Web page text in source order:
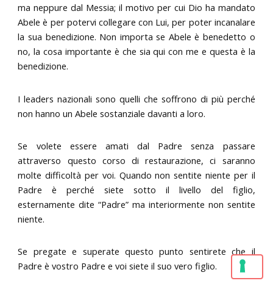
ma neppure dal Messia; il motivo per cui Dio ha mandato
Abele è per potervi collegare con Lui, per poter incanalare
la sua benedizione. Non importa se Abele è benedetto o
no, la cosa importante è che sia qui con me e questa è la
benedizione.
I leaders nazionali sono quelli che soffrono di più perché
non hanno un Abele sostanziale davanti a loro.
Se volete essere amati dal Padre senza passare
attraverso questo corso di restaurazione, ci saranno
molte difficoltà per voi. Quando non sentite niente per il
Padre è perché siete sotto il livello del figlio,
esternamente dite “Padre” ma interiormente non sentite
niente.
Se pregate e superate questo punto sentirete che il
Padre è vostro Padre e voi siete il suo vero figlio.